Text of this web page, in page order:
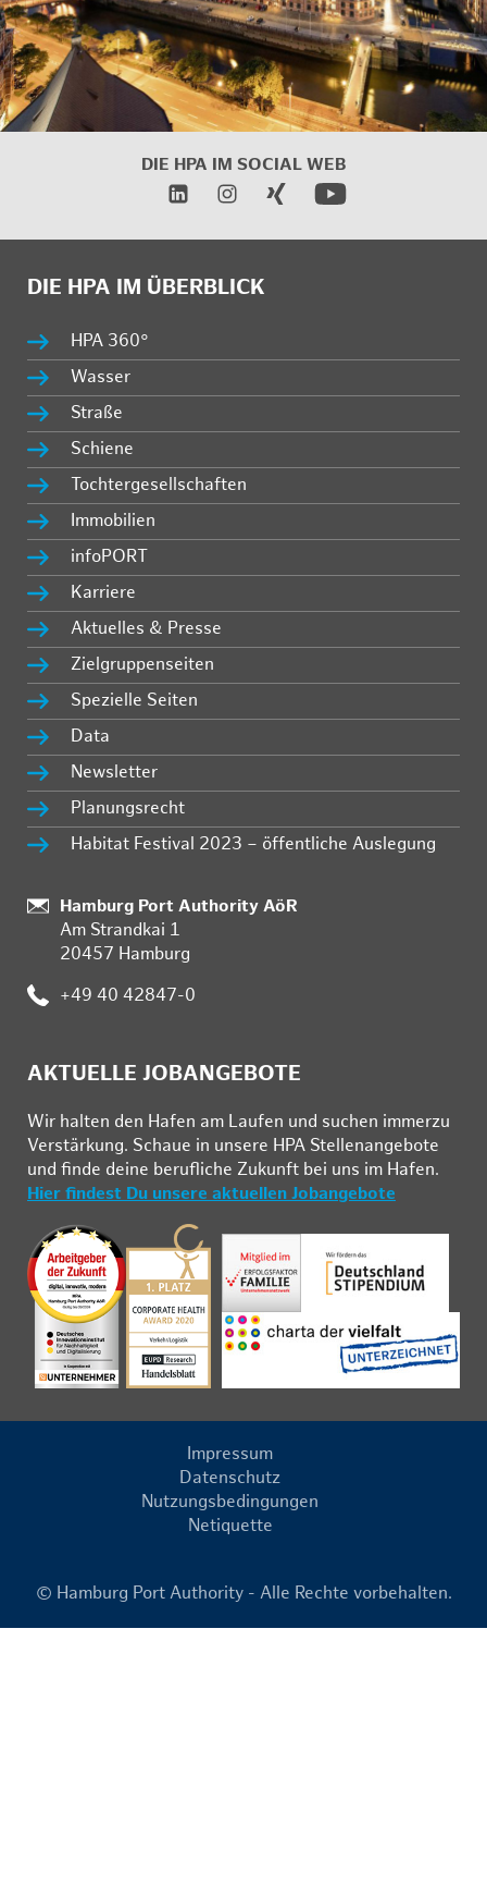
DIE HPA IM SOCIAL WEB
DIE HPA IM ÜBERBLICK
HPA 360°
Wasser
Straße
Schiene
Tochtergesellschaften
Immobilien
infoPORT
Karriere
Aktuelles & Presse
Zielgruppenseiten
Spezielle Seiten
Data
Newsletter
Planungsrecht
Habitat Festival 2023 – öffentliche Auslegung
:
Hamburg Port Authority AöR
Am Strandkai 1
20457 Hamburg
: +49 40 42847-0
AKTUELLE JOBANGEBOTE
Wir hal­ten den Ha­fen am Lau­fen und su­chen im­mer­zu
Ver­stär­kung. Schau­e in un­se­re HPA Stel­len­an­ge­bo­te
und fin­de deine be­ruf­li­che Zu­kunft bei uns im Ha­fen.
Hier findest Du unsere aktuellen Jobangebote
Impressum
Datenschutz
Nutzungsbedingungen
Netiquette
© Hamburg Port Authority - Alle Rechte vorbehalten.